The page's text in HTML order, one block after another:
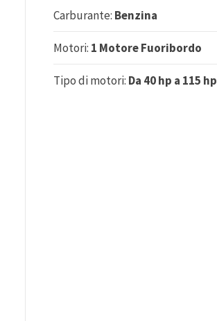
Carburante: Benzina
Motori: 1 Motore Fuoribordo
Tipo di motori: Da 40 hp a 115 hp